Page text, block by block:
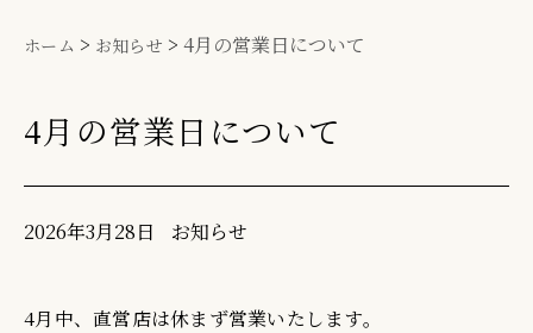
ホーム > お知らせ > 4月の営業日について
4月の営業日について
2026年3月28日 お知らせ
4月中、直営店は休まず営業いたします。